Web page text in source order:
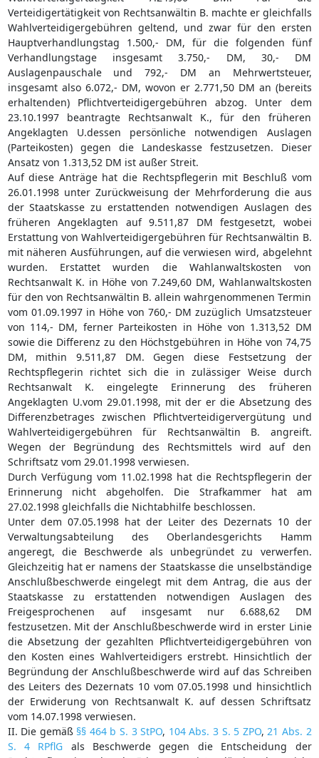
Verteidigertätigkeit von Rechtsanwältin B. machte er gleichfalls
Wahlverteidigergebühren geltend, und zwar für den ersten
Hauptverhandlungstag 1.500,- DM, für die folgenden fünf
Verhandlungstage insgesamt 3.750,- DM, 30,- DM
Auslagenpauschale und 792,- DM an Mehrwertsteuer,
insgesamt also 6.072,- DM, wovon er 2.771,50 DM an (bereits
erhaltenden) Pflichtverteidigergebühren abzog. Unter dem
23.10.1997 beantragte Rechtsanwalt K., für den früheren
Angeklagten U.dessen persönliche notwendigen Auslagen
(Parteikosten) gegen die Landeskasse festzusetzen. Dieser
Ansatz von 1.313,52 DM ist außer Streit.
Auf diese Anträge hat die Rechtspflegerin mit Beschluß vom
26.01.1998 unter Zurückweisung der Mehrforderung die aus
der Staatskasse zu erstattenden notwendigen Auslagen des
früheren Angeklagten auf 9.511,87 DM festgesetzt, wobei
Erstattung von Wahlverteidigergebühren für Rechtsanwältin B.
mit näheren Ausführungen, auf die verwiesen wird, abgelehnt
wurden. Erstattet wurden die Wahlanwaltskosten von
Rechtsanwalt K. in Höhe von 7.249,60 DM, Wahlanwaltskosten
für den von Rechtsanwältin B. allein wahrgenommenen Termin
vom 01.09.1997 in Höhe von 760,- DM zuzüglich Umsatzsteuer
von 114,- DM, ferner Parteikosten in Höhe von 1.313,52 DM
sowie die Differenz zu den Höchstgebühren in Höhe von 74,75
DM, mithin 9.511,87 DM. Gegen diese Festsetzung der
Rechtspflegerin richtet sich die in zulässiger Weise durch
Rechtsanwalt K. eingelegte Erinnerung des früheren
Angeklagten U.vom 29.01.1998, mit der er die Absetzung des
Differenzbetrages zwischen Pflichtverteidigervergütung und
Wahlverteidigergebühren für Rechtsanwältin B. angreift.
Wegen der Begründung des Rechtsmittels wird auf den
Schriftsatz vom 29.01.1998 verwiesen.
Durch Verfügung vom 11.02.1998 hat die Rechtspflegerin der
Erinnerung nicht abgeholfen. Die Strafkammer hat am
27.02.1998 gleichfalls die Nichtabhilfe beschlossen.
Unter dem 07.05.1998 hat der Leiter des Dezernats 10 der
Verwaltungsabteilung des Oberlandesgerichts Hamm
angeregt, die Beschwerde als unbegründet zu verwerfen.
Gleichzeitig hat er namens der Staatskasse die unselbständige
Anschlußbeschwerde eingelegt mit dem Antrag, die aus der
Staatskasse zu erstattenden notwendigen Auslagen des
Freigesprochenen auf insgesamt nur 6.688,62 DM
festzusetzen. Mit der Anschlußbeschwerde wird in erster Linie
die Absetzung der gezahlten Pflichtverteidigergebühren von
den Kosten eines Wahlverteidigers erstrebt. Hinsichtlich der
Begründung der Anschlußbeschwerde wird auf das Schreiben
des Leiters des Dezernats 10 vom 07.05.1998 und hinsichtlich
der Erwiderung von Rechtsanwalt K. auf dessen Schriftsatz
vom 14.07.1998 verwiesen.
II. Die gemäß §§ 464 b S. 3 StPO, 104 Abs. 3 S. 5 ZPO, 21 Abs. 2
S. 4 RPflG als Beschwerde gegen die Entscheidung der